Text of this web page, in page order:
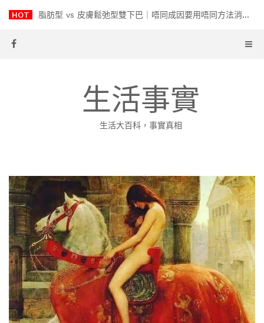
HOT 脂肪型 vs 皮膚鬆弛型雙下巴｜唔同成因要用唔同方法消除！
生活事實
生活大百科，事實真相